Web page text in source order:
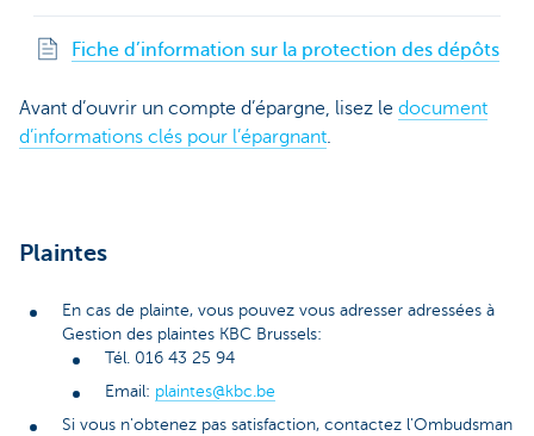
Fiche d’information sur la protection des dépôts
Avant d’ouvrir un compte d’épargne, lisez le document
d’informations clés pour l’épargnant.
Plaintes
En cas de plainte, vous pouvez vous adresser adressées à
Gestion des plaintes KBC Brussels:
Tél. 016 43 25 94
Email: plaintes@kbc.be
Si vous n'obtenez pas satisfaction, contactez l'Ombudsman